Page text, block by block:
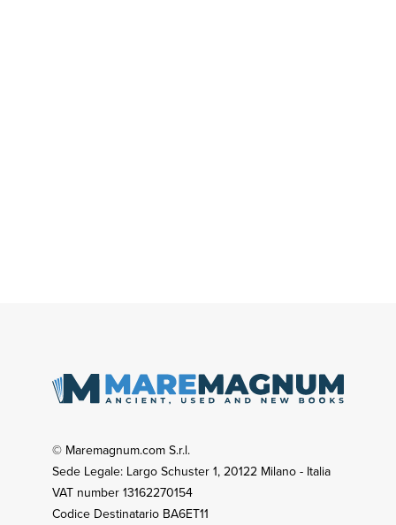
© Maremagnum.com S.r.l.
Sede Legale: Largo Schuster 1, 20122 Milano - Italia
VAT number 13162270154
Codice Destinatario BA6ET11